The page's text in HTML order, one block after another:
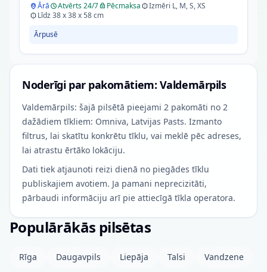
Ārā Atvērts 24/7 Pēcmaksa
Izmēri L, M, S, XS
Līdz 38 x 38 x 58 cm
Ārpusē
Noderīgi par pakomātiem: Valdemārpils
Valdemārpils: šajā pilsētā pieejami 2 pakomāti no 2
dažādiem tīkliem: Omniva, Latvijas Pasts. Izmanto
filtrus, lai skatītu konkrētu tīklu, vai meklē pēc adreses,
lai atrastu ērtāko lokāciju.
Dati tiek atjaunoti reizi dienā no piegādes tīklu
publiskajiem avotiem. Ja pamani neprecizitāti,
pārbaudi informāciju arī pie attiecīgā tīkla operatora.
Populārākās pilsētas
Rīga Daugavpils Liepāja Talsi Vandzene